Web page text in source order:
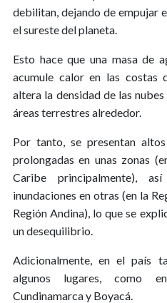
debilitan, dejando de empujar
el sureste del planeta.
Esto hace que una masa de
acumule calor en las costas
altera la densidad de las
áreas terrestres alrededor.
Por tanto, se presentan
prolongadas en unas zonas
Caribe principalmente),
inundaciones en otras (en la
Región Andina), lo que se
un desequilibrio.
Adicionalmente, en el país
algunos lugares, como
Cundinamarca y Boyacá.